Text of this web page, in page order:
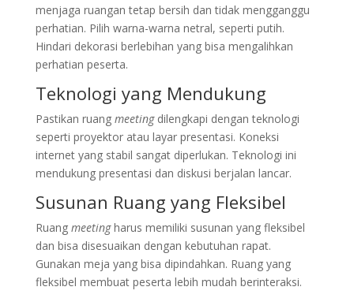
menjaga ruangan tetap bersih dan tidak mengganggu
perhatian. Pilih warna-warna netral, seperti putih.
Hindari dekorasi berlebihan yang bisa mengalihkan
perhatian peserta.
Teknologi yang Mendukung
Pastikan ruang meetingdilengkapi dengan teknologi
seperti proyektor atau layar presentasi. Koneksi
internet yang stabil sangat diperlukan. Teknologi ini
mendukung presentasi dan diskusi berjalan lancar.
Susunan Ruang yang Fleksibel
Ruang meetingharus memiliki susunan yang fleksibel
dan bisa disesuaikan dengan kebutuhan rapat.
Gunakan meja yang bisa dipindahkan. Ruang yang
fleksibel membuat peserta lebih mudah berinteraksi.